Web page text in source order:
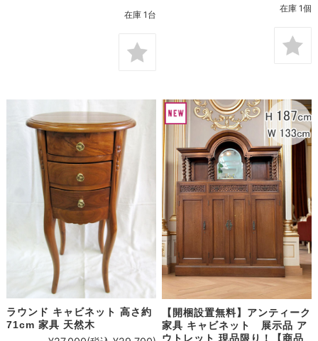
在庫 1台
在庫 1個
ラウンド キャビネット 高さ約
71cm 家具 天然木
【開梱設置無料】アンティーク
家具 キャビネット 展示品 ア
ウトレット 現品限り！【商品